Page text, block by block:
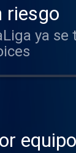
riesgo
ya